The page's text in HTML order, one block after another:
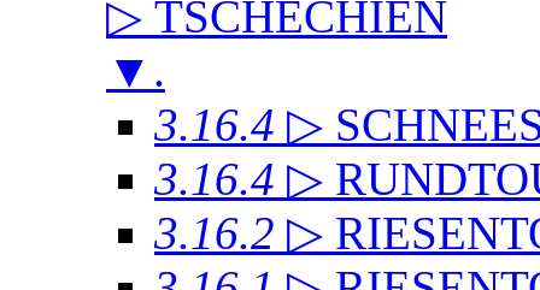
▷ TSCHECHIEN
▼ .
3.16.4 ▷
3.16.4 ▷
3.16.2 ▷